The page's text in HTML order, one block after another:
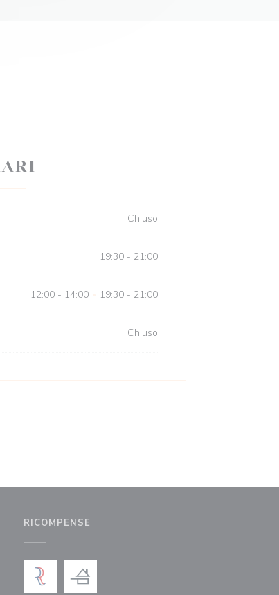
Chiuso
19:30 - 21:00
12:00 - 14:00 19:30 - 21:00
Chiuso
RICOMPENSE